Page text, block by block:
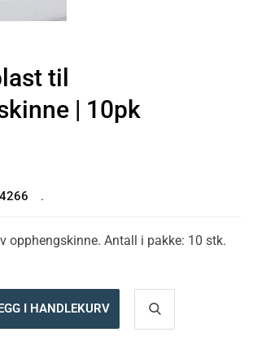
til
| 10pk
opphengskinne. Antall i pakke: 10 stk.
I HANDLEKURV